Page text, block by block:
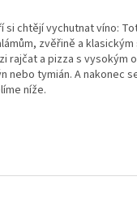
chtějí vychutnat víno:
zvěřině a
a pizza s vysokým
tymián. A
níže.